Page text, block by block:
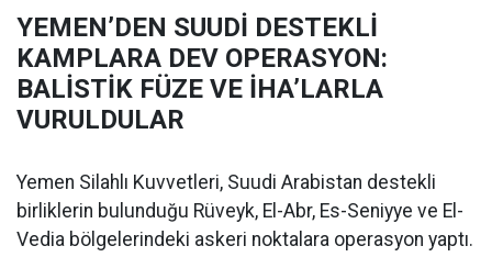
YEMEN’DEN SUUDİ DESTEKLİ
KAMPLARA DEV OPERASYON:
BALİSTİK FÜZE VE İHA’LARLA
VURULDULAR
Yemen Silahlı Kuvvetleri, Suudi Arabistan destekli
birliklerin bulunduğu Rüveyk, El-Abr, Es-Seniyye ve El-
Vedia bölgelerindeki askeri noktalara operasyon yaptı.